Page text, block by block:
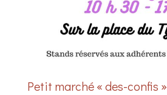
Petit marché « des-confis »